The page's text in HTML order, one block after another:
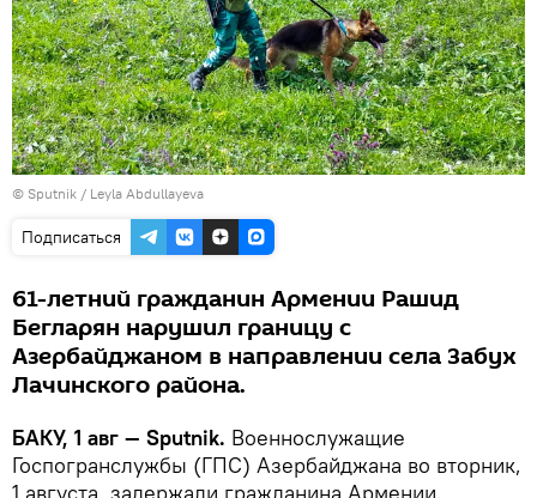
© Sputnik / Leyla Abdullayeva
Подписаться
61-летний гражданин Армении Рашид
Бегларян нарушил границу с
Азербайджаном в направлении села Забух
Лачинского района.
БАКУ, 1 авг — Sputnik. Военнослужащие
Госпогранслужбы (ГПС) Азербайджана во вторник,